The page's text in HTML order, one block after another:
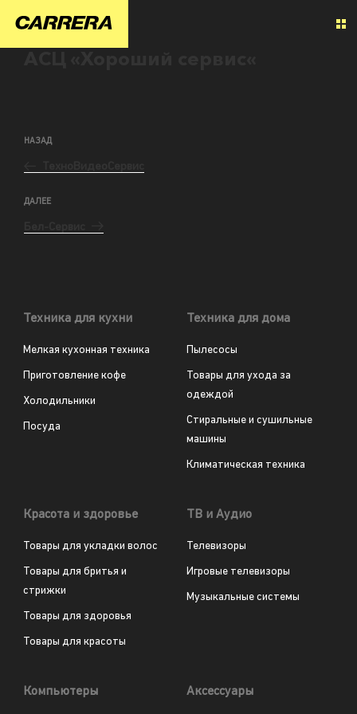
НАЗАД
ДАЛЕЕ
Техника для кухни
Мелкая кухонная техника
Приготовление кофе
Холодильники
Посуда
Техника для дома
Пылесосы
Товары для ухода за
одеждой
Стиральные и сушильные
машины
Климатическая техника
Красота и здоровье
Товары для укладки волос
Товары для бритья и
стрижки
Товары для здоровья
Товары для красоты
ТВ и Аудио
Телевизоры
Игровые телевизоры
Музыкальные системы
Компьютеры Аксессуары